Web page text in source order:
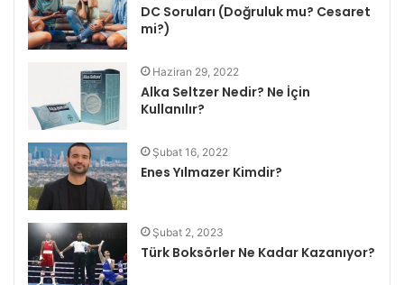
DC Soruları (Doğruluk mu? Cesaret
mi?)
Haziran 29, 2022
Alka Seltzer Nedir? Ne İçin
Kullanılır?
Şubat 16, 2022
Enes Yılmazer Kimdir?
Şubat 2, 2023
Türk Boksörler Ne Kadar Kazanıyor?